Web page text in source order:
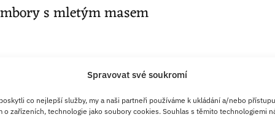
Spravovat své soukromí
co nejlepší služby, my a naši partneři používáme k ukládání a/nebo
o zařízeních, technologie jako soubory cookies. Souhlas s těmito technologiemi
s mletým masem